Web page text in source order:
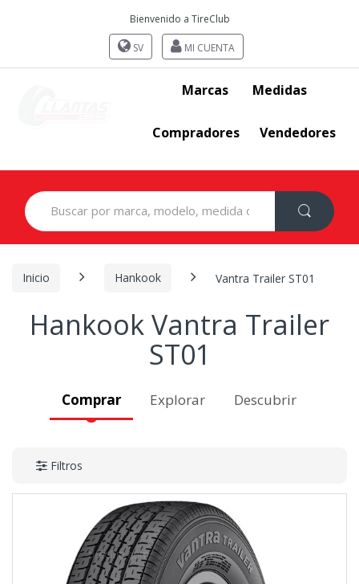
Bienvenido a TireClub
SV MI CUENTA
Marcas Medidas
Compradores Vendedores
Search
for:
Inicio Hankook Vantra Trailer ST01
Hankook Vantra Trailer
ST01
Comprar Explorar Descubrir
Filtros